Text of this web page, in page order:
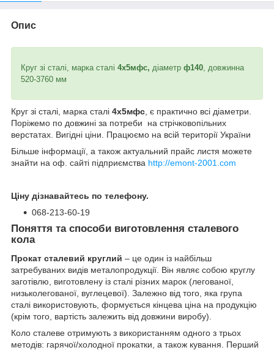
Опис
Круг зі сталі, марка сталі 4х5мфс, діаметр ф140 , довжинна
520-3760 мм
Круг зі сталі, марка сталі 4х5мфс , є практично всі діаметри.
Поріжемо по довжині за потреби на стрічковопільних
верстатах. Вигідні ціни. Працюємо на всій території України
Більше інформації, а також актуальний прайс листя можете
знайти на оф. сайті підприємства http://emont-2001.com
Ціну дізнавайтесь по телефону.
068-213-60-19
Поняття та способи виготовлення сталевого
кола
Прокат сталевий круглий – це один із найбільш
затребуваних видів металопродукції. Він являє собою круглу
заготівлю, виготовлену із сталі різних марок (легованої,
низьколегованої, вуглецевої). Залежно від того, яка група
сталі використовують, формується кінцева ціна на продукцію
(крім того, вартість залежить від довжини виробу).
Коло сталеве отримують з використанням одного з трьох
методів: гарячої/холодної прокатки, а також кування. Перший